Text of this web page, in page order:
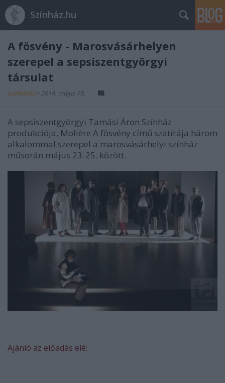
Színház.hu
A fösvény - Marosvásárhelyen
szerepel a sepsiszentgyörgyi
társulat
szinhazhu • 2014. május 18.
A sepsiszentgyörgyi Tamási Áron Színház
produkciója, Molière A fösvény című szatírája három
alkalommal szerepel a marosvásárhelyi színház
műsorán május 23-25. között.
Ajánló az előadás elé: